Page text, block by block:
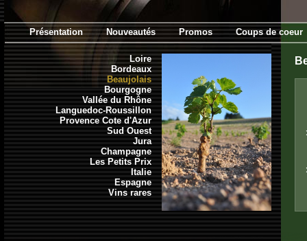
Présentation Nouveautés Promos Coups de coeur
Loire
Bordeaux
Beaujolais
Bourgogne
Vallée du Rhône
Languedoc-Roussillon
Provence Cote d'Azur
Sud Ouest
Jura
Champagne
Les Petits Prix
Italie
Espagne
Vins rares